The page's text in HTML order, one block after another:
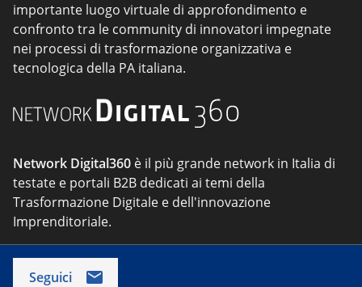
importante luogo virtuale di approfondimento e
confronto tra le community di innovatori impegnate
nei processi di trasformazione organizzativa e
tecnologica della PA italiana.
Network Digital360 è il più grande network in Italia di
testate e portali B2B dedicati ai temi della
Trasformazione Digitale e dell'innovazione
Imprenditoriale.
Seguici